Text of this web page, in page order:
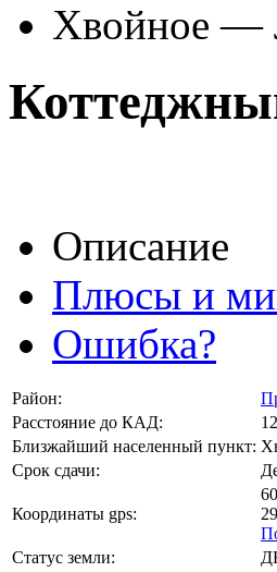
Хвойное —
Описание
Плюсы и
Ошибка?
Район:
Расстояние до КАД:
Близжайший населенный пункт:
Срок сдачи:
Координаты gps:
Статус земли: